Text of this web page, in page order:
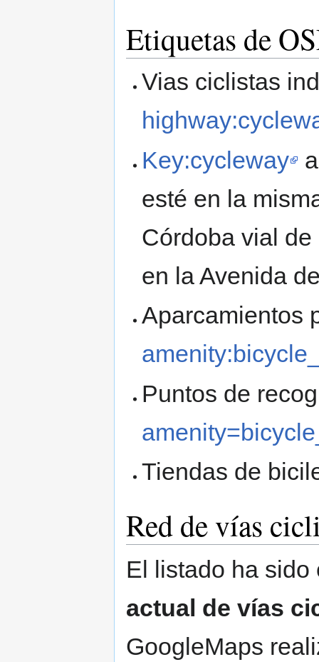
Etiquetas de
Vias ciclistas
Key:cycleway
esté en la
Córdoba vial
en la Avenida
Aparcamientos
Puntos de
Tiendas de
Red de vías
El listado ha
actual de vías
GoogleMaps